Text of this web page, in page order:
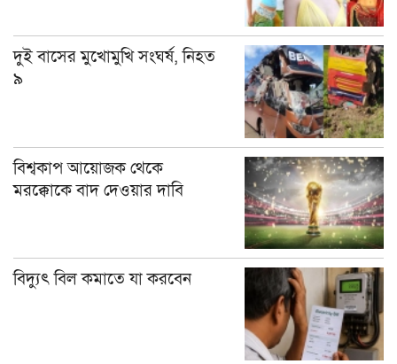
দুই বাসের মুখোমুখি সংঘর্ষ, নিহত
৯
বিশ্বকাপ আয়োজক থেকে
মরক্কোকে বাদ দেওয়ার দাবি
বিদ্যুৎ বিল কমাতে যা করবেন